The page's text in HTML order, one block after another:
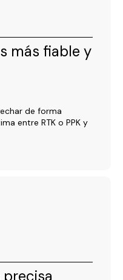
más fiable y
de forma
entre RTK o PPK y